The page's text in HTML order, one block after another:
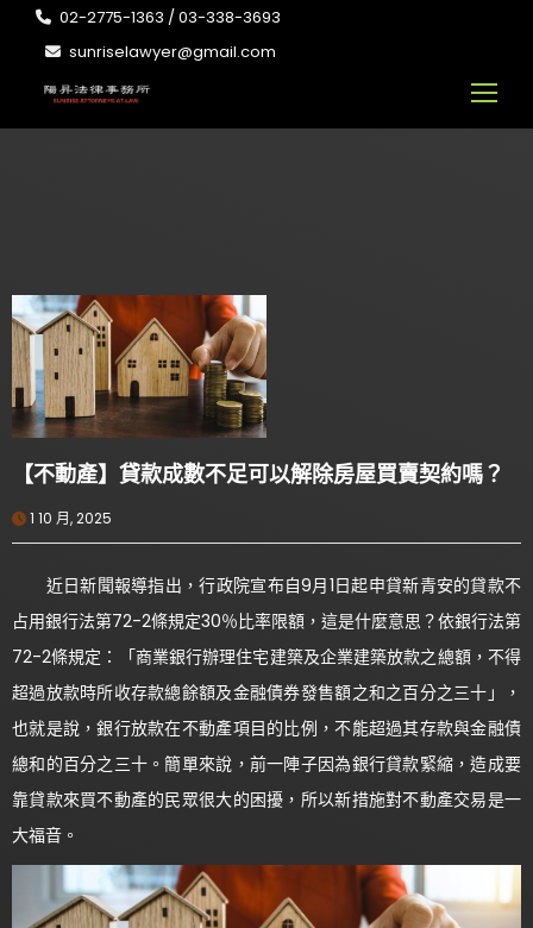
02-2775-1363 / 03-338-3693
sunriselawyer@gmail.com
【不動產】貸款成數不足可以解除房屋買賣契約嗎？
1 10 月, 2025
近日新聞報導指出，行政院宣布自9月1日起申貸新青安的貸款不
占用銀行法第72-2條規定30％比率限額，這是什麼意思？依銀行法第
72-2條規定：「商業銀行辦理住宅建築及企業建築放款之總額，不得
超過放款時所收存款總餘額及金融債券發售額之和之百分之三十」，
也就是說，銀行放款在不動產項目的比例，不能超過其存款與金融債
總和的百分之三十。簡單來說，前一陣子因為銀行貸款緊縮，造成要
靠貸款來買不動產的民眾很大的困擾，所以新措施對不動產交易是一
大福音。